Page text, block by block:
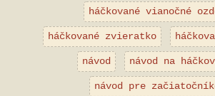
háčkované vianočné
háčkované zvieratko
návod návod na
návod pre